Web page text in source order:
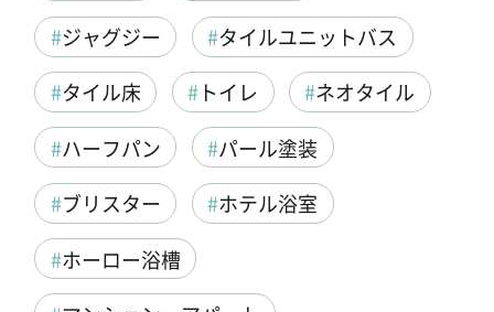
ジャグジー
タイルユニットバス
タイル床
トイレ
ネオタイル
ハーフパン
パール塗装
ブリスター
ホテル浴室
ホーロー浴槽